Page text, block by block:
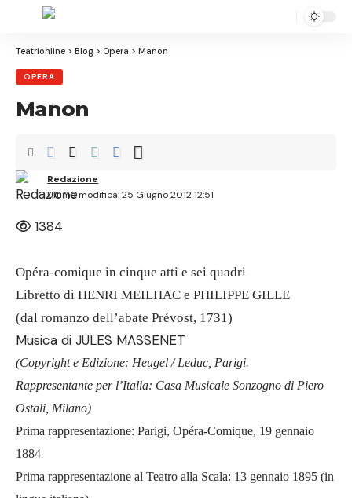
Teatrionline > Blog > Opera > Manon
OPERA
Manon
Ultima modifica: 25 Giugno 2012 12:51
Redazione
1384
Opéra-comique in cinque atti e sei quadri
Libretto di HENRI MEILHAC e PHILIPPE GILLE
(dal romanzo dell’abate Prévost, 1731)
Musica di JULES MASSENET
(Copyright e Edizione: Heugel / Leduc, Parigi.
Rappresentante per l’Italia: Casa Musicale Sonzogno di Piero
Ostali, Milano)
Prima rappresentazione: Parigi, Opéra-Comique, 19 gennaio
1884
Prima rappresentazione al Teatro alla Scala: 13 gennaio 1895 (in